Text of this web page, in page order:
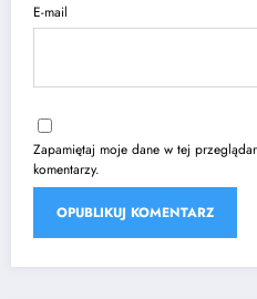
E-mail
Zapamiętaj moje dane w tej
komentarzy.